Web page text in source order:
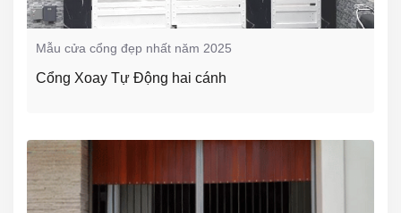
Mẫu cửa cổng đẹp nhất năm 2025
Cổng Xoay Tự Động hai cánh